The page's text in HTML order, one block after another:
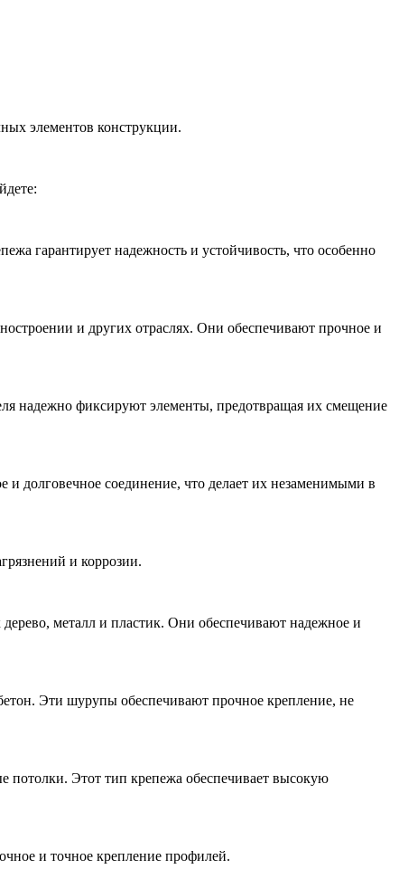
элементов конструкции.
гарантирует надежность и устойчивость, что особенно
и других отраслях. Они обеспечивают прочное и
надежно фиксируют элементы, предотвращая их смещение
долговечное соединение, что делает их незаменимыми в
и коррозии.
металл и пластик. Они обеспечивают надежное и
Эти шурупы обеспечивают прочное крепление, не
потолки. Этот тип крепежа обеспечивает высокую
и точное крепление профилей.